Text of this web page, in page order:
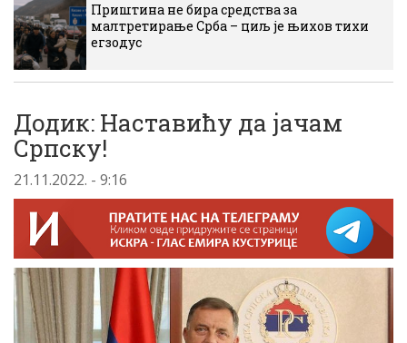
Приштина не бира средства за
малтретирање Срба – циљ је њихов тихи
егзодус
Додик: Наставићу да јачам
Српску!
21.11.2022. - 9:16